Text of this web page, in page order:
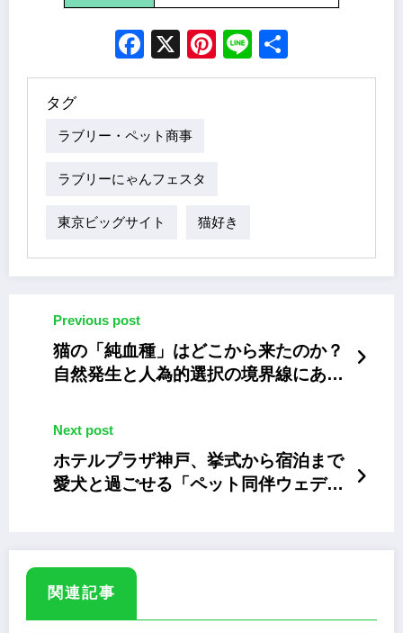
Facebook
X Pinterest
Line
タグ
ラブリー・ペット商事
ラブリーにゃんフェスタ
東京ビッグサイト 猫好き
Previous post
猫の「純血種」はどこから来たのか？
自然発生と人為的選択の境界線にある
Next post
ホテルプラザ神戸、挙式から宿泊まで
愛犬と過ごせる「ペット同伴ウェディ
関連記事